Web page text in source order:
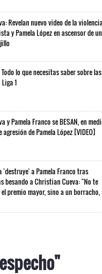
Revelan nuevo video de la
y Pamela López en ascensor de un
lo que necesitas saber sobre las
1
y Pamela Franco se BESAN, en
agresión de Pamela López [VIDEO]
'destruye' a Pamela Franco tras
besando a Christian Cueva: "No te
premio mayor, sino a un borracho,